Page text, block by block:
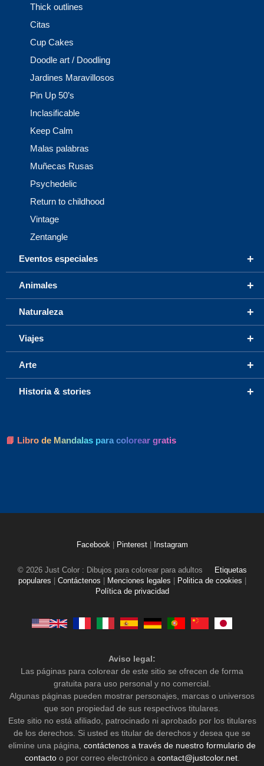
Thick outlines
Citas
Cup Cakes
Doodle art / Doodling
Jardines Maravillosos
Pin Up 50’s
Inclasificable
Keep Calm
Malas palabras
Muñecas Rusas
Psychedelic
Return to childhood
Vintage
Zentangle
+
Eventos especiales
+
Animales
+
Naturaleza
+
Viajes
+
Arte
+
Historia & stories
📘 Libro de Mandalas para colorear gratis
Facebook Pinterest Instagram
© 2026 Just Color : Dibujos para colorear para adultos
Etiquetas
populares
Contáctenos Menciones legales Politica de cookies
Política de privacidad
Aviso legal:
Las páginas para colorear de este sitio se ofrecen de forma
gratuita para uso personal y no comercial.
Algunas páginas pueden mostrar personajes, marcas o universos
que son propiedad de sus respectivos titulares.
Este sitio no está afiliado, patrocinado ni aprobado por los titulares
de los derechos. Si usted es titular de derechos y desea que se
elimine una página, contáctenos a través de nuestro formulario de
contactoo por correo electrónico a contact@justcolor.net.